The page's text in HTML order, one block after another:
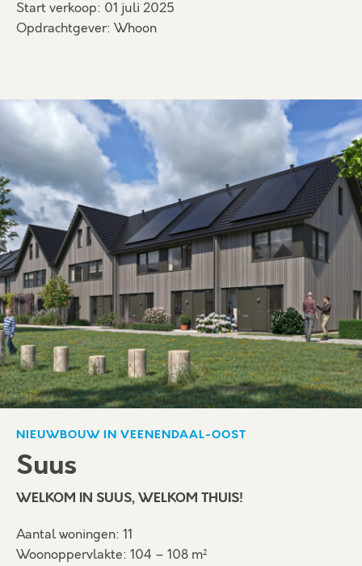
Start verkoop: 01 juli 2025
Opdrachtgever: Whoon
NIEUWBOUW IN VEENENDAAL-OOST
Suus
WELKOM IN SUUS, WELKOM THUIS!
Aantal woningen: 11
Woonoppervlakte: 104 – 108 m²